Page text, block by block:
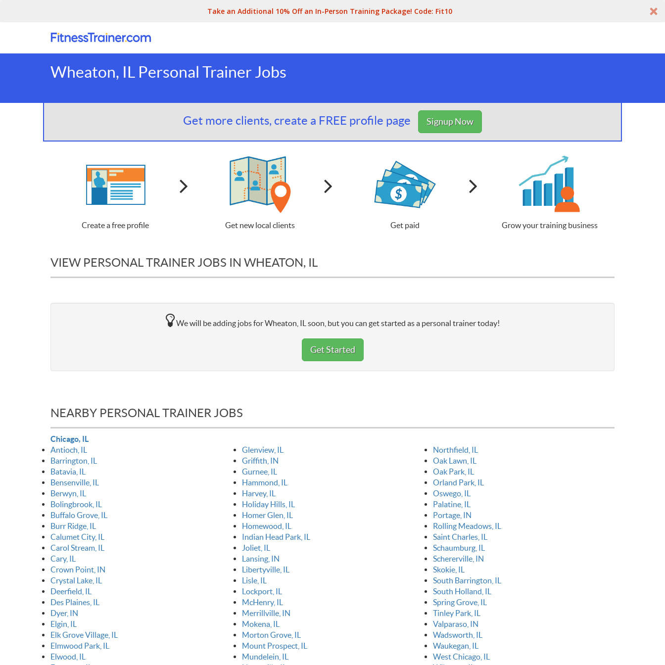
Take an Additional 10% Off an In-Person Training Package! Code: Fit10
Wheaton, IL Personal Trainer Jobs
Get more clients, create a FREE profile page Signup Now
Create a free profile Get new local clients Get paid Grow your training business
VIEW PERSONAL TRAINER JOBS IN WHEATON, IL
We will be adding jobs for Wheaton, IL soon, but you can get started as a personal trainer today!
Get Started
NEARBY PERSONAL TRAINER JOBS
Chicago, IL
Antioch, IL
Barrington, IL
Batavia, IL
Bensenville, IL
Berwyn, IL
Bolingbrook, IL
Buffalo Grove, IL
Burr Ridge, IL
Calumet City, IL
Carol Stream, IL
Cary, IL
Crown Point, IN
Crystal Lake, IL
Deerfield, IL
Des Plaines, IL
Dyer, IN
Elgin, IL
Elk Grove Village, IL
Elmwood Park, IL
Elwood, IL
Glenview, IL
Griffith, IN
Gurnee, IL
Hammond, IL
Harvey, IL
Holiday Hills, IL
Homer Glen, IL
Homewood, IL
Indian Head Park, IL
Joliet, IL
Lansing, IN
Libertyville, IL
Lisle, IL
Lockport, IL
McHenry, IL
Merrillville, IN
Mokena, IL
Morton Grove, IL
Mount Prospect, IL
Mundelein, IL
Northfield, IL
Oak Lawn, IL
Oak Park, IL
Orland Park, IL
Oswego, IL
Palatine, IL
Portage, IN
Rolling Meadows, IL
Saint Charles, IL
Schaumburg, IL
Schererville, IN
Skokie, IL
South Barrington, IL
South Holland, IL
Spring Grove, IL
Tinley Park, IL
Valparaso, IN
Wadsworth, IL
Waukegan, IL
West Chicago, IL